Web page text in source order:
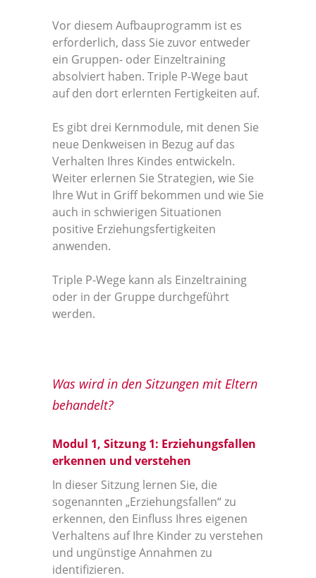
Vor diesem Aufbauprogramm ist es
erforderlich, dass Sie zuvor entweder
ein Gruppen- oder Einzeltraining
absolviert haben. Triple P-Wege baut
auf den dort erlernten Fertigkeiten auf.
Es gibt drei Kernmodule, mit denen Sie
neue Denkweisen in Bezug auf das
Verhalten Ihres Kindes entwickeln.
Weiter erlernen Sie Strategien, wie Sie
Ihre Wut in Griff bekommen und wie Sie
auch in schwierigen Situationen
positive Erziehungsfertigkeiten
anwenden.
Triple P-Wege kann als Einzeltraining
oder in der Gruppe durchgeführt
werden.
Was wird in den Sitzungen mit Eltern
behandelt?
Modul 1, Sitzung 1: Erziehungsfallen
erkennen und verstehen
In dieser Sitzung lernen Sie, die
sogenannten „Erziehungsfallen“ zu
erkennen, den Einfluss Ihres eigenen
Verhaltens auf Ihre Kinder zu verstehen
und ungünstige Annahmen zu
identifizieren.